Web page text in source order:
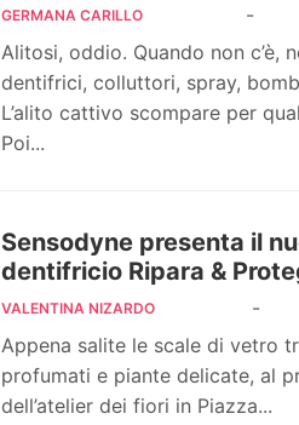
GERMANA CARILLO -
Alitosi, oddio. Quando non c’è,
dentifrici, colluttori, spray,
L’alito cattivo scompare per
Poi...
Sensodyne presenta il
dentifricio Ripara &
VALENTINA NIZARDO -
Appena salite le scale di vetro
profumati e piante delicate, al
dell’atelier dei fiori in Piazza...